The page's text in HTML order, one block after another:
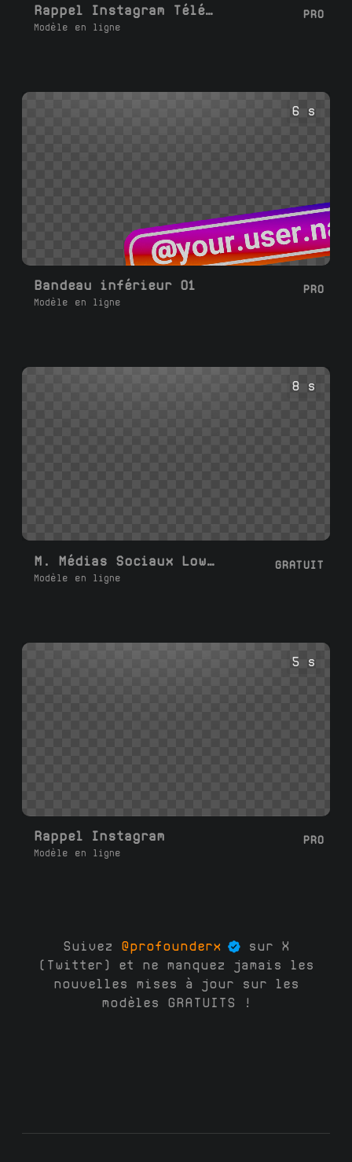
Rappel Instagram Téléphone en Diapositive
Modèle en ligne
PRO
6 s
Bandeau inférieur 01
Modèle en ligne
PRO
8 s
M. Médias Sociaux Lower Thirds L
Modèle en ligne
GRATUIT
5 s
Rappel Instagram
Modèle en ligne
PRO
Suivez @profounderx
sur X
(Twitter) et ne manquez jamais les
nouvelles mises à jour sur les
modèles GRATUITS !